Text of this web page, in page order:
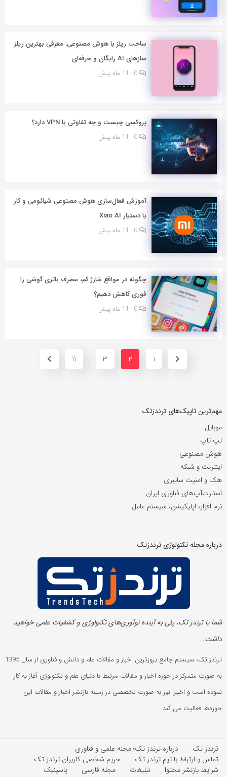
ساخت ریلز با هوش مصنوعی: معرفی بهترین ریلز
سازهای AI رایگان و حرفه‌ای
0 11 ماه پیش
پروکسی چیست و چه تفاوتی با VPN دارد؟
0 11 ماه پیش
آموزش فعال‌سازی هوش مصنوعی شیائومی و کار
با دستیار Xiao AI
0 11 ماه پیش
چگونه در مواقع شارژ کم، مصرف باتری گوشی را
فوری کاهش دهیم؟
0 11 ماه پیش
1
2
3
…
11
مهم‌ترین تاپیک‌های ترندزتک
موبایل
لپ تاپ
هوش مصنوعی
اینترنت و شبکه
هک و امنیت سایبری
استارت‌آپ‌های فناوری ایران
نرم افزار، اپلیکیشن، سیستم عامل
درباره مجله تکنولوژی ترندزتک
شما با ترندز تک، پلی به آینده‌ نوآوری‌های تکنولوژی و کشفیات علمی خواهید
داشت.
ترندز تک، سیستم جامع بروزترین اخبار و مقالات علم و دانش و فناوری از سال 1395
به صورت متمرکز در حوزه اخبار و مقالات مرتبط با دنیای علم و تکنولوژی آغاز به کار
نموده است و اخیرا نیز به صورت تخصصی در زمینه بازنشر اخبار و مقالات این
حوزه‌ها فعالیت می کند.
ترندز تک
درباره ترندز تک؛ مجله علمی و فناوری
تماس و ارتباط با تیم ترندز تک
حریم شخصی کاربران ترندز تک
شرایط بازنشر محتوا
تبلیغات مجله فارسی
پاسینیک